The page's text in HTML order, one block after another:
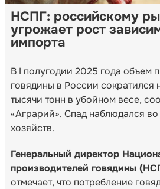
НСПГ: российскому
угрожает рост
импорта
В I полугодии 2025 года объем
говядины в России сократился
тысячи тонн в убойном весе,
«Аграрий». Спад наблюдался во
хозяйств.
Генеральный директор
производителей говядины
отмечает, что потребление